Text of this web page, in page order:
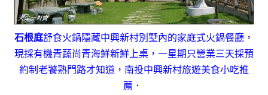
石根庭舒食火鍋隱藏中興新村別墅內的家庭式火鍋餐廳，
現採有機青蔬尚青海鮮新鮮上桌，一星期只營業三天採預
約制老饕熟門路才知道，南投中興新村旅遊美食小吃推
薦．